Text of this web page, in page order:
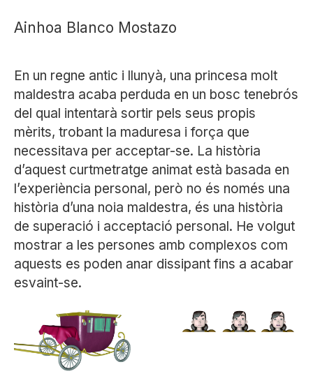
Ainhoa Blanco Mostazo
En un regne antic i llunyà, una princesa molt
maldestra acaba perduda en un bosc tenebrós
del qual intentarà sortir pels seus propis
mèrits, trobant la maduresa i força que
necessitava per acceptar-se. La història
d’aquest curtmetratge animat està basada en
l’experiència personal, però no és només una
història d’una noia maldestra, és una història
de superació i acceptació personal. He volgut
mostrar a les persones amb complexos com
aquests es poden anar dissipant fins a acabar
esvaint-se.